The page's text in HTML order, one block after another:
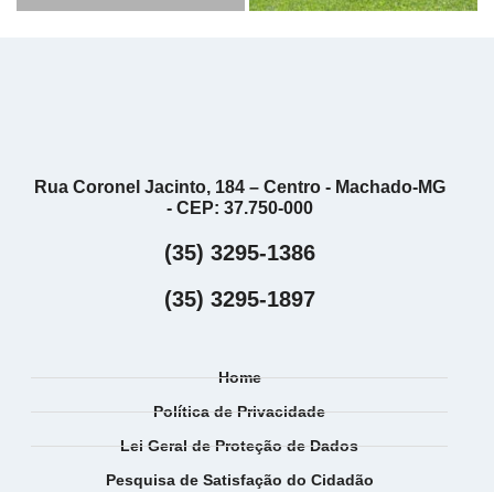
Rua Coronel Jacinto, 184 – Centro - Machado-MG
- CEP: 37.750-000
(35) 3295-1386
(35) 3295-1897
Home
Política de Privacidade
Lei Geral de Proteção de Dados
Pesquisa de Satisfação do Cidadão